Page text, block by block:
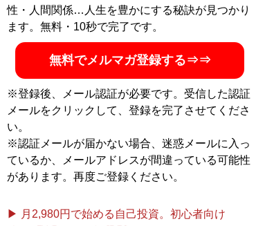
性・人間関係…人生を豊かにする秘訣が見つかり
ます。無料・10秒で完了です。
無料でメルマガ登録する⇒⇒
※登録後、メール認証が必要です。受信した認証
メールをクリックして、登録を完了させてくださ
い。
※認証メールが届かない場合、迷惑メールに入っ
ているか、メールアドレスが間違っている可能性
があります。再度ご登録ください。
▶ 月2,980円で始める自己投資。初心者向け